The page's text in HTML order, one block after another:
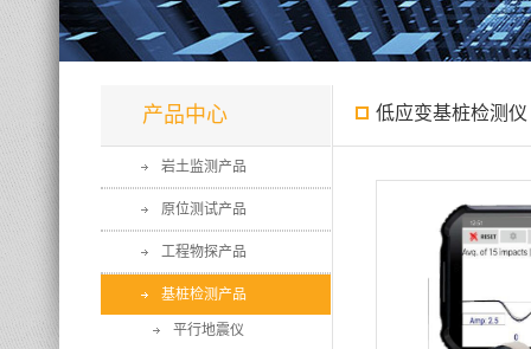
产品中心
岩土监测产品
原位测试产品
工程物探产品
基桩检测产品
平行地震仪
低应变基桩检测仪